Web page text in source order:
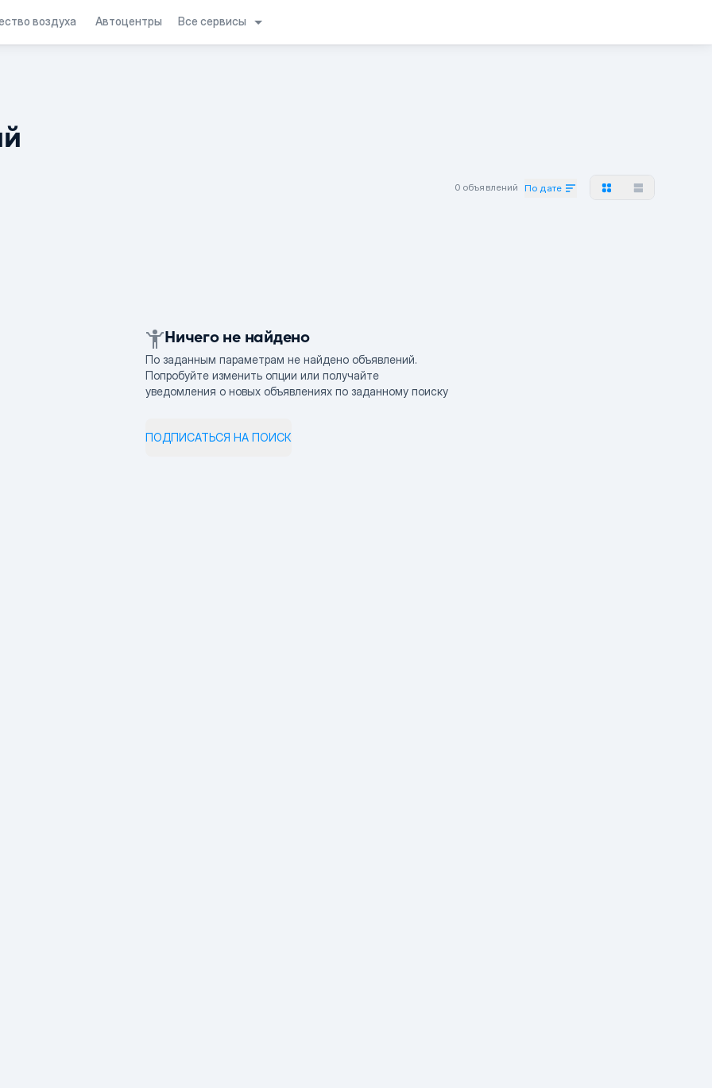
воздуха Автоцентры Все сервисы
0 объявлений По дате
Ничего не найдено
По заданным параметрам не найдено объявлений.
Попробуйте изменить опции или получайте
уведомления о новых объявлениях по заданному поиску
ПОДПИСАТЬСЯ НА ПОИСК